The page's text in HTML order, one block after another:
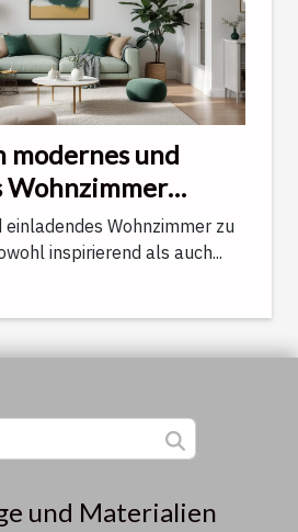
modernes und
Wohnzimmer
einladendes Wohnzimmer zu
inspirierend als auch...
und Materialien